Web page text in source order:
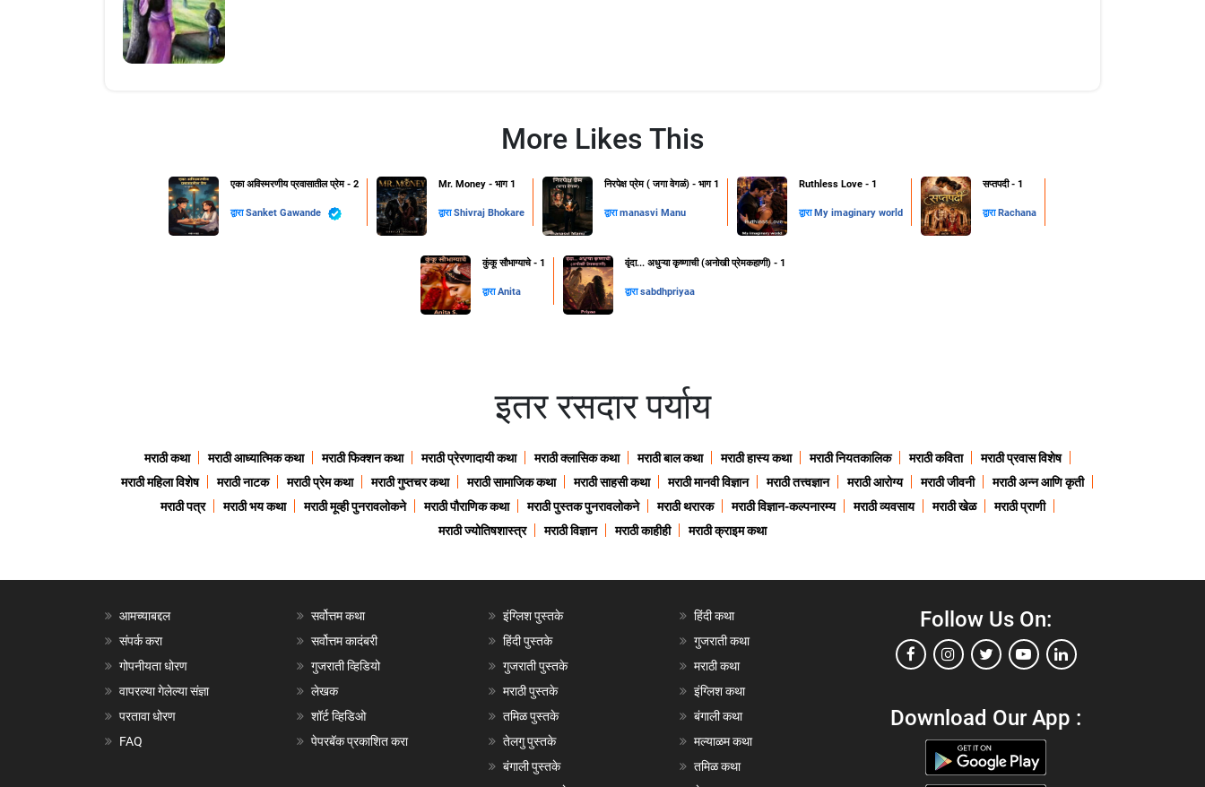
More Likes This
एका अविस्मरणीय प्रवासातील प्रेम - 2
द्वाराSanket Gawande
Mr. Money - भाग 1
द्वाराShivraj Bhokare
निरपेक्ष प्रेम ( जगा वेगळं) - भाग 1
द्वाराmanasvi Manu
Ruthless Love - 1
द्वारा My imaginary world
सप्तपदी - 1
द्वारा Rachana
कुंकू सौभाग्याचे - 1
द्वाराAnita
वृंदा... अधुऱ्या कृष्णाची (अनोखी प्रेमकहाणी) - 1
द्वाराsabdhpriyaa
इतर रसदार पर्याय
मराठी कथा मराठी आध्यात्मिक कथा मराठी फिक्शन कथा मराठी प्रेरणादायी कथा मराठी क्लासिक कथा मराठी बाल कथा मराठी हास्य कथा मराठी नियतकालिक मराठी कविता
मराठी प्रवास विशेष
मराठी महिला विशेष
मराठी नाटक मराठी प्रेम कथा मराठी गुप्तचर कथा मराठी सामाजिक कथा मराठी साहसी कथा मराठी मानवी विज्ञान मराठी तत्त्वज्ञान मराठी आरोग्य मराठी जीवनी
मराठी अन्न आणि कृती
मराठी पत्र
मराठी भय कथा मराठी मूव्ही पुनरावलोकने मराठी पौराणिक कथा मराठी पुस्तक पुनरावलोकने मराठी थरारक मराठी विज्ञान-कल्पनारम्य मराठी व्यवसाय मराठी खेळ
मराठी प्राणी
मराठी ज्योतिषशास्त्र
मराठी विज्ञान मराठी काहीही मराठी क्राइम कथा
आमच्याबद्दल
संपर्क करा
गोपनीयता धोरण
वापरल्या गेलेल्या संज्ञा
परतावा धोरण
FAQ
सर्वोत्तम कथा
सर्वोत्तम कादंबरी
गुजराती व्हिडियो
लेखक
शॉर्ट व्हिडिओ
पेपरबॅक प्रकाशित करा
इंग्लिश पुस्तके
हिंदी पुस्तके
गुजराती पुस्तके
मराठी पुस्तके
तमिळ पुस्तके
तेलगु पुस्तके
बंगाली पुस्तके
हिंदी कथा
गुजराती कथा
मराठी कथा
इंग्लिश कथा
बंगाली कथा
मल्याळम कथा
तमिळ कथा
Follow Us On:
Download Our App :